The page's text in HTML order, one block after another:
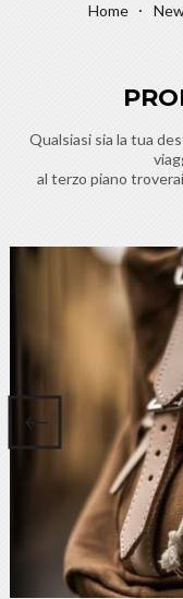
Home
Qualsiasi sia la tua
al terzo piano